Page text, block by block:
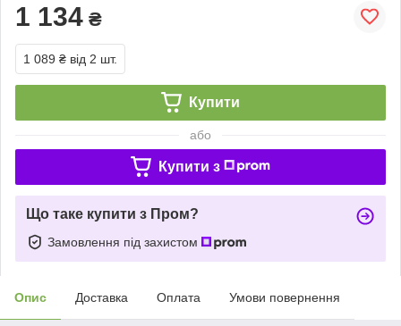
1 134 ₴
1 089 ₴ від 2 шт.
Купити
або
Купити з
Що таке купити з Пром?
Замовлення під захистом
Опис Доставка Оплата Умови повернення